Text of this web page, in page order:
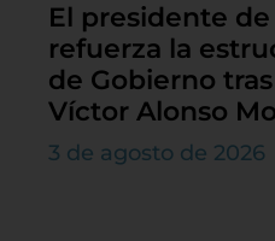
El presidente
refuerza la
de Gobierno
Víctor Alonso
3 de agosto de 2026